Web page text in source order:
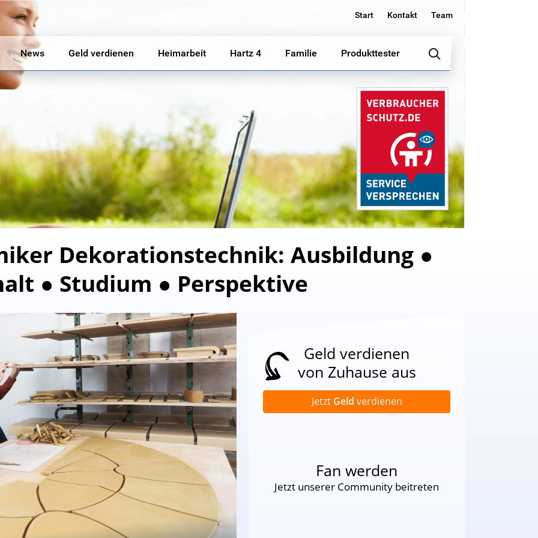
Start Kontakt Team
News Geld verdienen Heimarbeit Hartz 4 Familie Produkttester
Dekorationstechnik: Ausbildung ●
● Studium ● Perspektive
Geld verdienen
von Zuhause aus
Jetzt Geld verdienen
Fan werden
Jetzt unserer Community beitreten